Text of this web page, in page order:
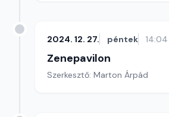
2024. 12. 27. péntek 14:04
Zenepavilon
Szerkesztő: Marton Árpád